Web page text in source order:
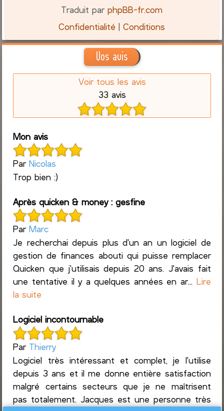
Traduit parphpBB-fr.com
Confidentialité |Conditions
Vos avis
Voir tous les avis
33 avis
Mon avis
ParNicolas
Trop bien :)
Après quicken & money : gesfine
ParMarc
Je recherchai depuis plus d'un an un logiciel de
gestion de finances abouti qui puisse remplacer
Quicken que j'utilisais depuis 20 ans. J'avais fait
une tentative il y a quelques années en ar... Lire
la suite
Logiciel incontournable
Par Thierry
Logiciel très intéressant et complet, je l'utilise
depuis 3 ans et il me donne entière satisfaction
malgré certains secteurs que je ne maîtrisent
pas totalement. Jacques est une personne très